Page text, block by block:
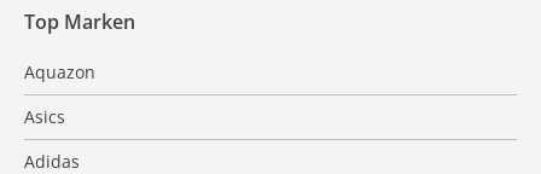
Top Marken
Aquazon
Asics
Adidas